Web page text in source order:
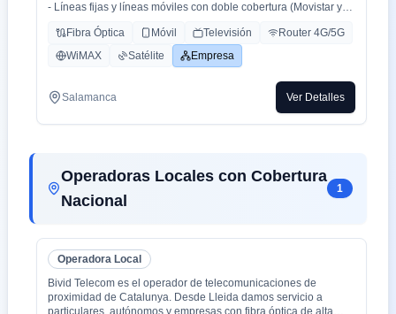
- Líneas fijas y líneas móviles con doble cobertura (Movistar y
- Centralitas físicas y virtuales.
- Ciberseguridad.
- Inteligencia Artificial aplicada (en proceso).
Fibra Óptica Móvil Televisión
Router 4G/5G
WiMAX
Satélite Empresa
Salamanca Ver Detalles
Operadoras Locales con Cobertura
Nacional
1
Operadora Local
Bivid Telecom es el operador de telecomunicaciones de
proximidad de Catalunya. Desde Lleida damos servicio a
particulares, autónomos y empresas con fibra óptica de alta